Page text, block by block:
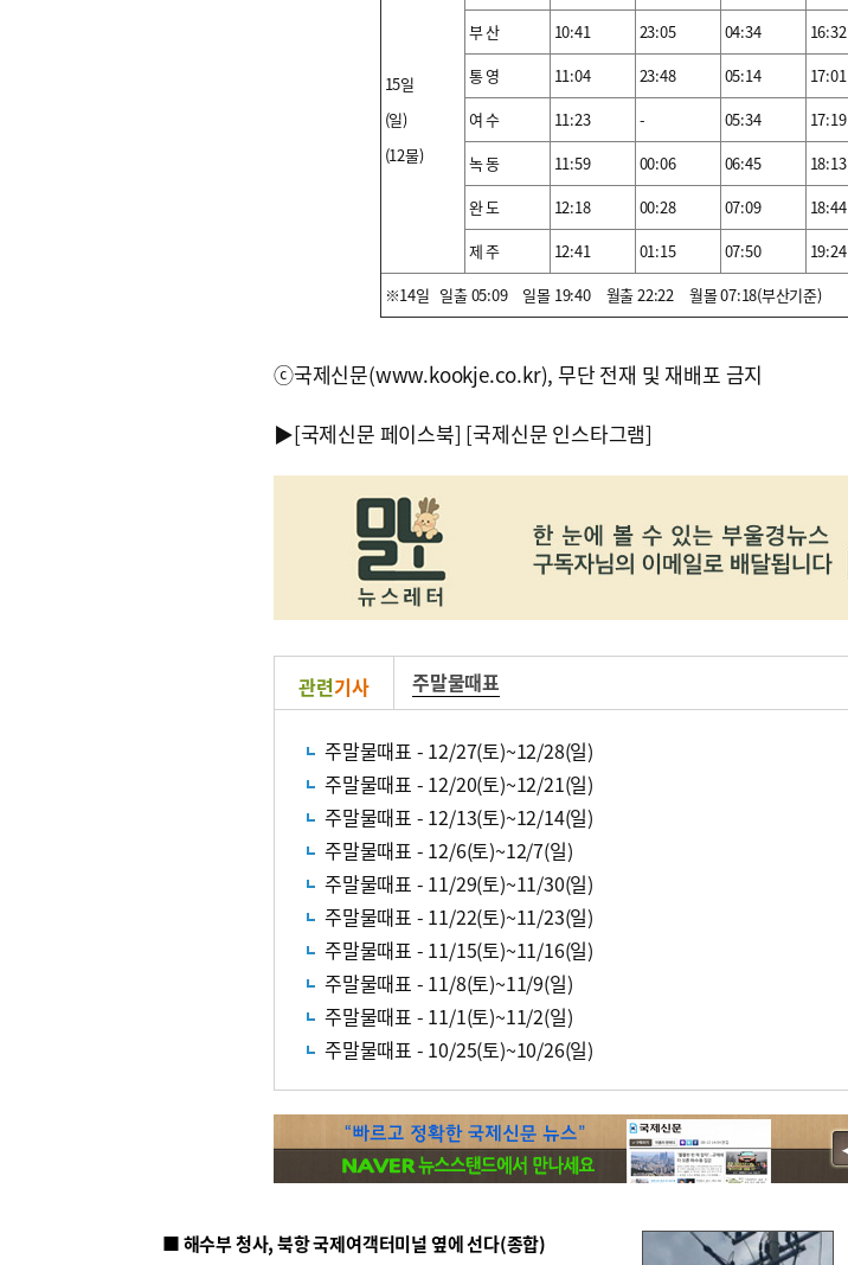
15일
(일)
(12물)
부 산
10:41 23:05 04:34
16:32
통 영
11:04 23:48 05:14
17:01
여 수
11:23 - 05:34
17:19
녹 동
11:59 00:06 06:45
18:13
완 도
12:18 00:28 07:09
18:44
제 주
12:41 01:15 07:50
19:24
※14일 일출 05:09 일몰 19:40 월출 22:22 월몰 07:18(부산기준)
ⓒ국제신문(www.kookje.co.kr), 무단 전재 및 재배포 금지
▶[국제신문 페이스북] [국제신문 인스타그램]
관련기사 주말물때표
주말물때표 - 12/27(토)~12/28(일)
주말물때표 - 12/20(토)~12/21(일)
주말물때표 - 12/13(토)~12/14(일)
주말물때표 - 12/6(토)~12/7(일)
주말물때표 - 11/29(토)~11/30(일)
주말물때표 - 11/22(토)~11/23(일)
주말물때표 - 11/15(토)~11/16(일)
주말물때표 - 11/8(토)~11/9(일)
주말물때표 - 11/1(토)~11/2(일)
주말물때표 - 10/25(토)~10/26(일)
■ 해수부 청사, 북항 국제여객터미널 옆에 선다(종합)